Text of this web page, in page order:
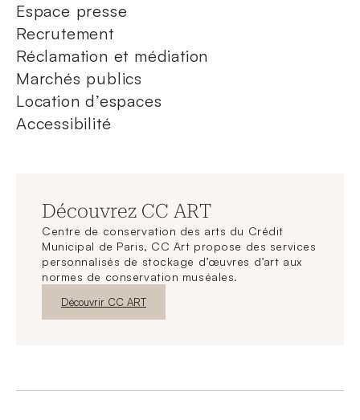
Espace presse
Recrutement
Réclamation et médiation
Marchés publics
Location d’espaces
Accessibilité
Découvrez CC ART
Centre de conservation des arts du Crédit
Municipal de Paris, CC Art propose des services
personnalisés de stockage d’œuvres d’art aux
normes de conservation muséales.
Nouvelle fenêtre
Découvrir CC ART